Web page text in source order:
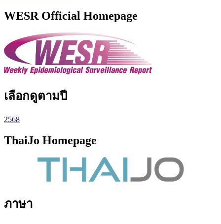
WESR Official Homepage
เลือกดูตามปี
2568
ThaiJo Homepage
ภาษา